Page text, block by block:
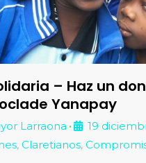
– Haz un
Yanapay
Larraona • 19
, Claretianos,